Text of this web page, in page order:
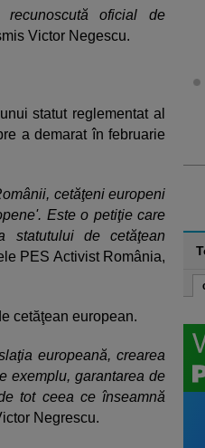
oficial de
Victor Negescu.
statut reglementat al
a demarat în februarie
cetăţeni europeni
Este o petiţie care
statutului de cetăţean
PES Activist România,
cetăţean european.
europeană, crearea
exemplu, garantarea de
tot ceea ce înseamnă
Negrescu.